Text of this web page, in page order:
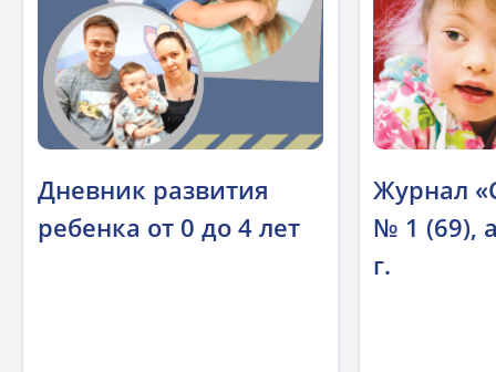
Дневник развития
ребенка от 0 до 4 лет
Журнал
№ 1 (69),
г.